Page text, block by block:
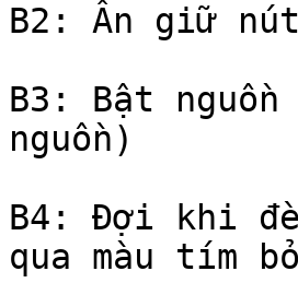
B2: Ân giữ
B3: Bật
nguồn)
B4: Đợi khi
qua màu tím